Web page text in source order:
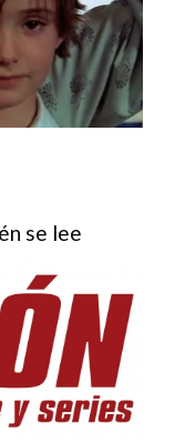
se lee